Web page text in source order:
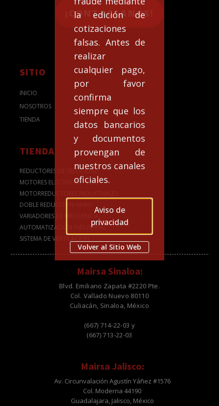
la edición de
cotizaciones
falsas. Antes de
realizar
cualquier pago,
por favor
confirma
siempre que los
datos bancarios
y documentos
provengan de
nuestros canales
oficiales.
Aviso de
privacidad
Volver al Sitio Web
¡CONTACTANOS!
SITIO
INICIO
NOSOTROS
TIENDA
TIENDA
REDUCTORES DE VELOCIDAD
MOTORES ELÉCTRICOS - WEG
MOTORREDUCTORES INDUSTRIALES
DOBLE REDUCCIÓN NMRV
VARIADORES DE FRECUENCIA
AUTOMATIZACION INDUSTRIAL
SISTEMA DE VENTILACION
Mairsa Sinaloa:
Blvd. Emiliano Zapata #2220 Pte.
Col. Vallado Nuevo 80110
Culiacán, Sinaloa, México
(667) 714-22-03 y
(667) 713-22-03
Mairsa Jalisco:
Av. Circunvalación Agustín Yáñez #1576
Col. Moderna 44190
Guadalajara, Jalisco, México